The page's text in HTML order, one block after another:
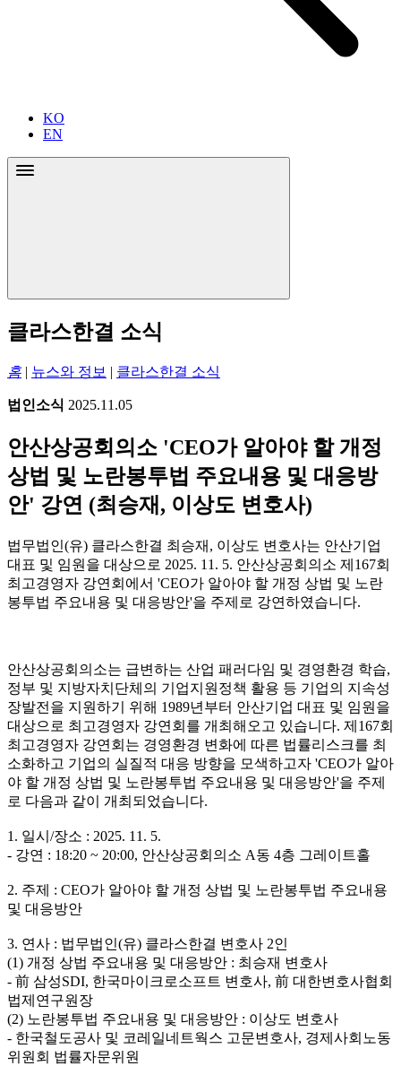
KO
EN
클라스한결 소식
홈 뉴스와 정보 클라스한결 소식
법인소식 2025.11.05
안산상공회의소 'CEO가 알아야 할 개정
상법 및 노란봉투법 주요내용 및 대응방
안' 강연 (최승재, 이상도 변호사)
법무법인(유) 클라스한결 최승재, 이상도 변호사는 안산기업
대표 및 임원을 대상으로 2025. 11. 5. 안산상공회의소 제167회
최고경영자 강연회에서 'CEO가 알아야 할 개정 상법 및 노란
봉투법 주요내용 및 대응방안'을 주제로 강연하였습니다.
안산상공회의소는 급변하는 산업 패러다임 및 경영환경 학습,
정부 및 지방자치단체의 기업지원정책 활용 등 기업의 지속성
장발전을 지원하기 위해 1989년부터 안산기업 대표 및 임원을
대상으로 최고경영자 강연회를 개최해오고 있습니다. 제167회
최고경영자 강연회는 경영환경 변화에 따른 법률리스크를 최
소화하고 기업의 실질적 대응 방향을 모색하고자 'CEO가 알아
야 할 개정 상법 및 노란봉투법 주요내용 및 대응방안'을 주제
로 다음과 같이 개최되었습니다.
1. 일시/장소 : 2025. 11. 5.
- 강연 : 18:20 ~ 20:00, 안산상공회의소 A동 4층 그레이트홀
2. 주제 : CEO가 알아야 할 개정 상법 및 노란봉투법 주요내용
및 대응방안
3. 연사 : 법무법인(유) 클라스한결 변호사 2인
(1) 개정 상법 주요내용 및 대응방안 : 최승재 변호사
- 前 삼성SDI, 한국마이크로소프트 변호사, 前 대한변호사협회
법제연구원장
(2) 노란봉투법 주요내용 및 대응방안 : 이상도 변호사
- 한국철도공사 및 코레일네트웍스 고문변호사, 경제사회노동
위원회 법률자문위원